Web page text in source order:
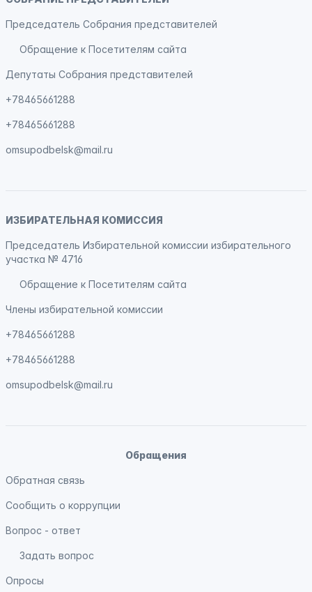
Председатель Собрания представителей
Обращение к Посетителям сайта
Депутаты Собрания представителей
+78465661288
+78465661288
omsupodbelsk@mail.ru
ИЗБИРАТЕЛЬНАЯ КОМИССИЯ
Председатель Избирательной комиссии избирательного
участка № 4716
Обращение к Посетителям сайта
Члены избирательной комиссии
+78465661288
+78465661288
omsupodbelsk@mail.ru
Обращения
Обратная связь
Сообщить о коррупции
Вопрос - ответ
Задать вопрос
Опросы